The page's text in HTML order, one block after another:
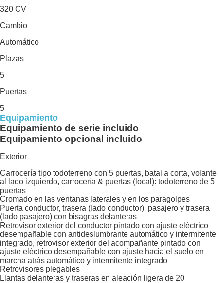
320 CV
Cambio
Automático
Plazas
5
Puertas
5
Equipamiento
Equipamiento de serie incluido
Equipamiento opcional incluido
Exterior
Carrocería tipo todoterreno con 5 puertas, batalla corta, volante
al lado izquierdo, carrocería & puertas (local): todoterreno de 5
puertas
Cromado en las ventanas laterales y en los paragolpes
Puerta conductor, trasera (lado conductor), pasajero y trasera
(lado pasajero) con bisagras delanteras
Retrovisor exterior del conductor pintado con ajuste eléctrico
desempañable con antideslumbrante automático y intermitente
integrado, retrovisor exterior del acompañante pintado con
ajuste eléctrico desempañable con ajuste hacia el suelo en
marcha atrás automático y intermitente integrado
Retrovisores plegables
Llantas delanteras y traseras en aleación ligera de 20